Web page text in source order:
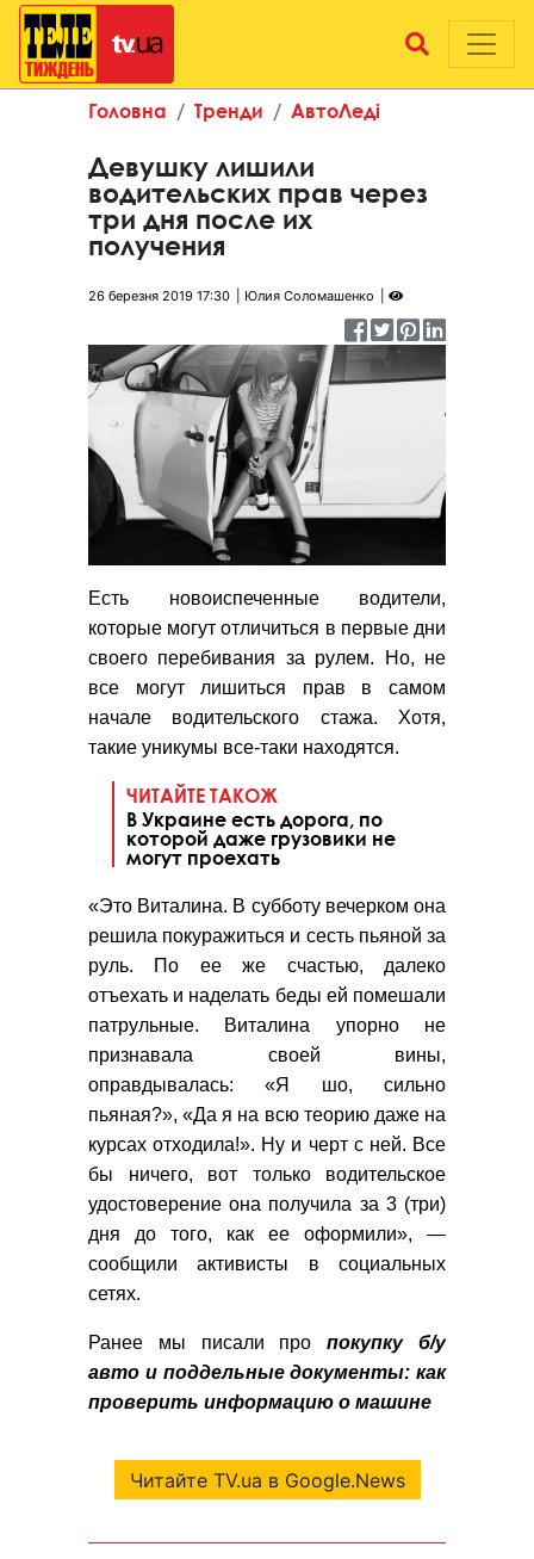
Головна Тренди АвтоЛеді
Девушку лишили
водительских прав через
три дня после их
получения
26 березня 2019 17:30 Юлия Соломашенко
Есть новоиспеченные водители,
которые могут отличиться в первые дни
своего перебивания за рулем. Но, не
все могут лишиться прав в самом
начале водительского стажа. Хотя,
такие уникумы все-таки находятся.
ЧИТАЙТЕ ТАКОЖ
В Украине есть дорога, по
которой даже грузовики не
могут проехать
«Это Виталина. В субботу вечерком она
решила покуражиться и сесть пьяной за
руль. По ее же счастью, далеко
отъехать и наделать беды ей помешали
патрульные. Виталина упорно не
признавала своей вины,
оправдывалась: «Я шо, сильно
пьяная?», «Да я на всю теорию даже на
курсах отходила!». Ну и черт с ней. Все
бы ничего, вот только водительское
удостоверение она получила за 3 (три)
дня до того, как ее оформили», —
сообщили активисты в социальных
сетях.
Ранее мы писали пропокупку б/у
авто и поддельные документы: как
проверить информацию о машине
Читайте TV.ua в Google.News